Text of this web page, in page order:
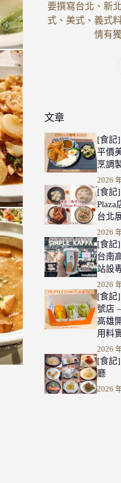
要撰寫台北、新
式、美式、義式
情有
文章
[食記
平價
烹調
2026
[食記
Plaza
台北
2026
[食記
台南
站設
2026
[食記
號店
高雄
用料
2026
[食記
廳
2026